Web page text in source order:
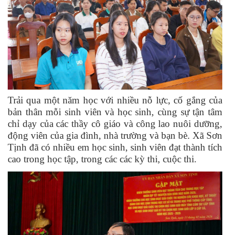
Trải qua một năm học với nhiều nỗ lực, cố gắng của
bản thân mỗi sinh viên và học sinh, cùng sự tận tâm
chỉ dạy của các thầy cô giáo và công lao nuôi dưỡng,
động viên của gia đình, nhà trường và bạn bè. Xã Sơn
Tịnh đã có nhiều em học sinh, sinh viên đạt thành tích
cao trong học tập, trong các các kỳ thi, cuộc thi.